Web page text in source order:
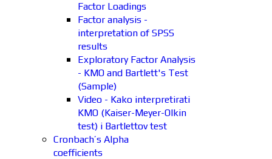
Factor Loadings
Factor analysis -
interpretation of SPSS
results
Exploratory Factor Analysis
- KMO and Bartlett's Test
(Sample)
Video - Kako interpretirati
KMO (Kaiser-Meyer-Olkin
test) i Bartlettov test
Cronbach’s Alpha
coefficients